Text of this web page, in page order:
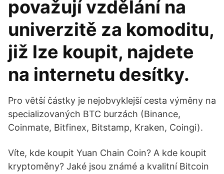
považují vzdělání na
univerzitě za komoditu,
již lze koupit, najdete
na internetu desítky.
Pro větší částky je nejobvyklejší cesta výměny na
specializovaných BTC burzách (Binance,
Coinmate, Bitfinex, Bitstamp, Kraken, Coingi).
Víte, kde koupit Yuan Chain Coin? A kde koupit
kryptoměny? Jaké jsou známé a kvalitní Bitcoin